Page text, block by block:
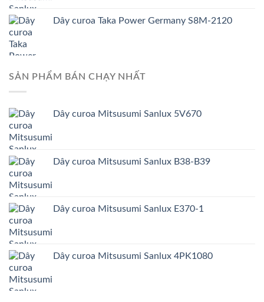
Dây curoa Taka Power Germany S8M-2120
SẢN PHẨM BÁN CHẠY NHẤT
Dây curoa Mitsusumi Sanlux 5V670
Dây curoa Mitsusumi Sanlux B38-B39
Dây curoa Mitsusumi Sanlux E370-1
Dây curoa Mitsusumi Sanlux 4PK1080